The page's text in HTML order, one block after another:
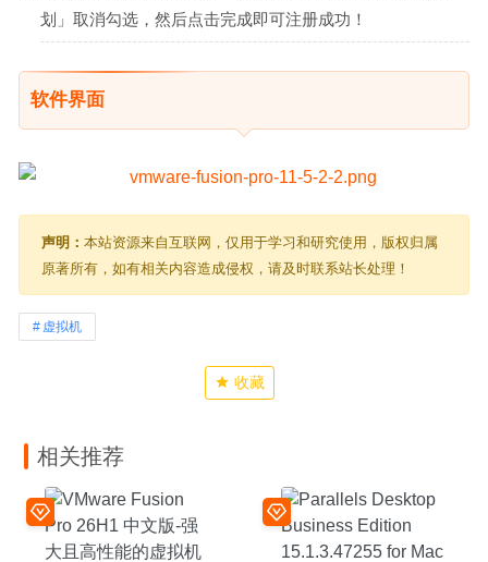
划」取消勾选，然后点击完成即可注册成功！
软件界面
声明： 本站资源来自互联网，仅用于学习和研究使用，版权归属
原著所有，如有相关内容造成侵权，请及时联系站长处理！
虚拟机
收藏
相关推荐